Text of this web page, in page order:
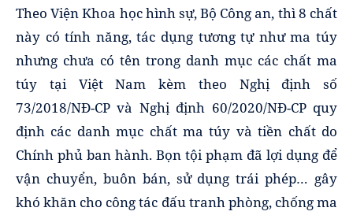
Theo Viện Khoa học hình sự, Bộ Công an, thì 8 chất
này có tính năng, tác dụng tương tự như ma túy
nhưng chưa có tên trong danh mục các chất ma
túy tại Việt Nam kèm theo Nghị định số
73/2018/NĐ-CP và Nghị định 60/2020/NĐ-CP quy
định các danh mục chất ma túy và tiền chất do
Chính phủ ban hành. Bọn tội phạm đã lợi dụng để
vận chuyển, buôn bán, sử dụng trái phép… gây
khó khăn cho công tác đấu tranh phòng, chống ma